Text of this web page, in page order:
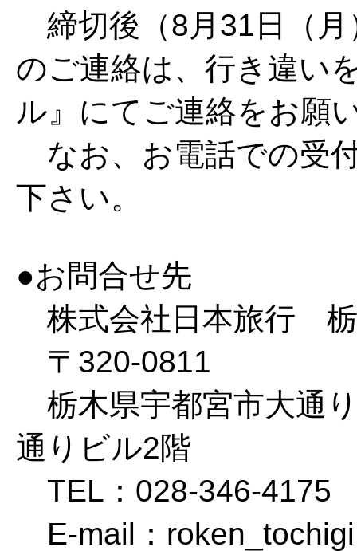
締切後（8月31日（月
のご連絡は、行き違い
ル』にてご連絡をお願
なお、お電話での受
下さい。
●お問合せ先
株式会社日本旅行 栃
〒320-0811
栃木県宇都宮市大通
通りビル2階
TEL：028-346-4175
E-mail：